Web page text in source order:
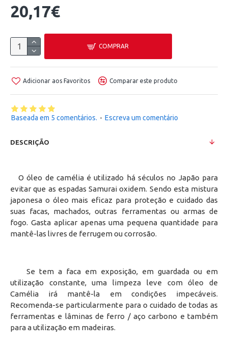
Baseada em 5 comentários. - Escreva um comentário
20,17€
COMPRAR
Adicionar aos Favoritos Comparar este produto
DESCRIÇÃO
O óleo de camélia é utilizado há séculos no Japão para
evitar que as espadas Samurai oxidem. Sendo esta mistura
japonesa o óleo mais eficaz para proteção e cuidado das
suas facas, machados, outras ferramentas ou armas de
fogo. Gasta aplicar apenas uma pequena quantidade para
mantê-las livres de ferrugem ou corrosão.
Se tem a faca em exposição, em guardada ou em
utilização constante, uma limpeza leve com óleo de
Camélia irá mantê-la em condições impecáveis.
Recomenda-se particularmente para o cuidado de todas as
ferramentas e lâminas de ferro / aço carbono e também
para a utilização em madeiras.